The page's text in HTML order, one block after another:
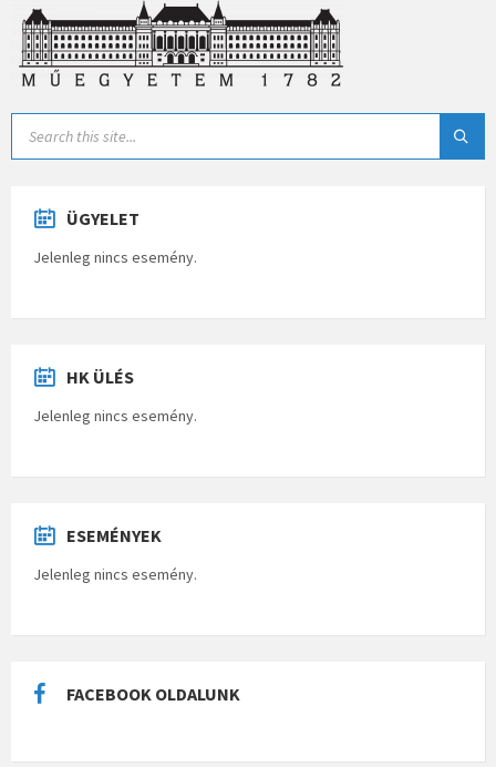
ÜGYELET
Jelenleg nincs esemény.
HK ÜLÉS
Jelenleg nincs esemény.
ESEMÉNYEK
Jelenleg nincs esemény.
FACEBOOK OLDALUNK